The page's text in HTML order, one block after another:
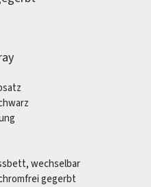
wechselbar
gegerbt